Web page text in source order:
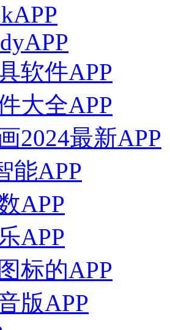
软件APP
大全APP
2024最新APP
能APP
APP
APP
标的APP
版APP